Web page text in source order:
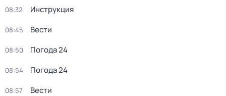
08:32 Инструкция
08:45 Вести
08:50 Погода 24
08:54 Погода 24
08:57 Вести